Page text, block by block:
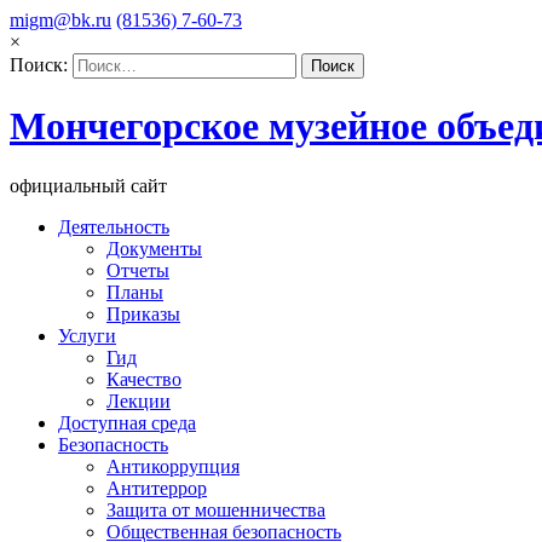
migm@bk.ru (81536) 7-60-73
×
Поиск:
Мончегорское музейное
официальный сайт
Деятельность
Документы
Отчеты
Планы
Приказы
Услуги
Гид
Качество
Лекции
Доступная среда
Безопасность
Антикоррупция
Антитеррор
Защита от мошенничества
Общественная безопасность